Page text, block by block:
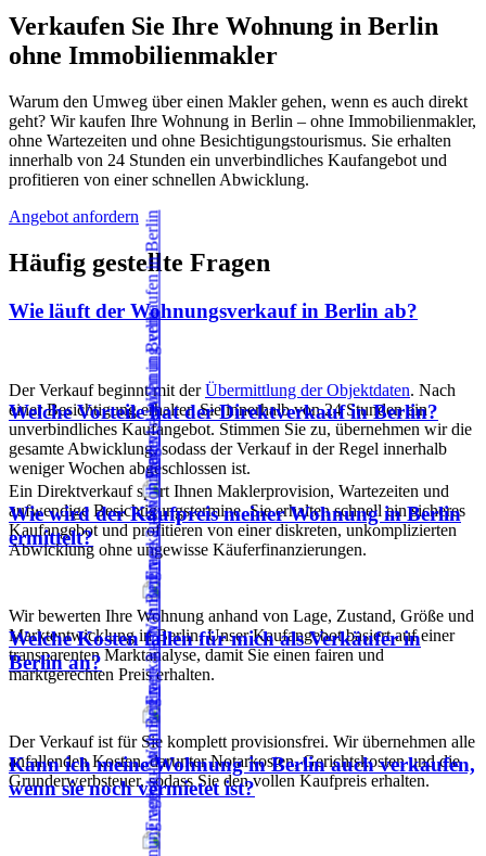
Verkaufen Sie Ihre Wohnung in Berlin
ohne Immobilienmakler
Warum den Umweg über einen Makler gehen, wenn es auch direkt
geht? Wir kaufen Ihre Wohnung in Berlin – ohne Immobilienmakler,
ohne Wartezeiten und ohne Besichtigungstourismus. Sie erhalten
innerhalb von 24 Stunden ein unverbindliches Kaufangebot und
profitieren von einer schnellen Abwicklung.
Angebot anfordern
Häufig gestellte Fragen
Wie läuft der Wohnungsverkauf in Berlin ab?
Der Verkauf beginnt mit derÜbermittlung der Objektdaten. Nach
einer Besichtigung erhalten Sie innerhalb von 24 Stunden ein
unverbindliches Kaufangebot. Stimmen Sie zu, übernehmen wir die
gesamte Abwicklung, sodass der Verkauf in der Regel innerhalb
weniger Wochen abgeschlossen ist.
Welche Vorteile hat der Direktverkauf in Berlin?
Ein Direktverkauf spart Ihnen Maklerprovision, Wartezeiten und
aufwendige Besichtigungstermine. Sie erhalten schnell ein sicheres
Kaufangebot und profitieren von einer diskreten, unkomplizierten
Abwicklung ohne ungewisse Käuferfinanzierungen.
Wie wird der Kaufpreis meiner Wohnung in Berlin
ermittelt?
Wir bewerten Ihre Wohnung anhand von Lage, Zustand, Größe und
Marktentwicklung in Berlin. Unser Kaufangebot basiert auf einer
transparenten Marktanalyse, damit Sie einen fairen und
marktgerechten Preis erhalten.
Welche Kosten fallen für mich als Verkäufer in
Berlin an?
Der Verkauf ist für Sie komplett provisionsfrei. Wir übernehmen alle
anfallenden Kosten, darunter Notarkosten, Gerichtskosten und die
Grunderwerbsteuer, sodass Sie den vollen Kaufpreis erhalten.
Kann ich meine Wohnung in Berlin auch verkaufen,
wenn sie noch vermietet ist?